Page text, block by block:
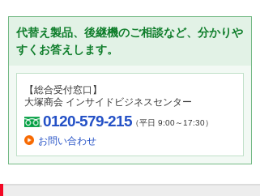
代替え製品、後継機のご相談など、分かりや
すくお答えします。
【総合受付窓口】
大塚商会 インサイドビジネスセンター
0120-579-215（平日 9:00～17:30）
お問い合わせ